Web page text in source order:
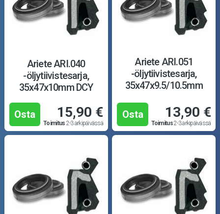
Ariete ARI.040
-öljytiivistesarja,
35x47x10mm DCY
Osta 15,90 €
Toimitus 2-3 arkipäivässä
Ariete ARI.051
-öljytiivistesarja,
35x47x9.5/10.5mm
Osta
13,90 €
Toimitus2-3 arkipäivässä